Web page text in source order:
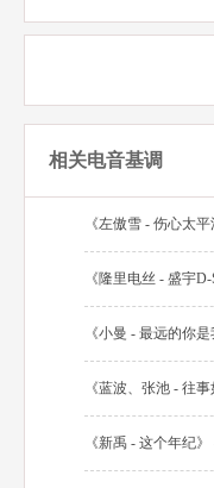
相关电音基调
《左傲雪 - 伤心太
《隆里电丝 - 盛宇
《小曼 - 最远的你
《蓝波、张池 - 往
《新禹 - 这个年纪